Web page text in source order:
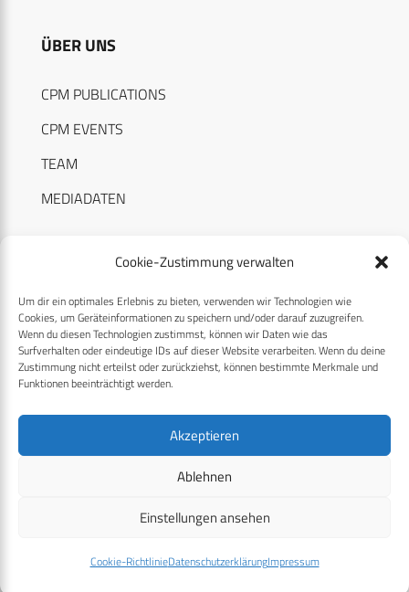
Cookie-Zustimmung verwalten
Um dir ein optimales Erlebnis zu bieten, verwenden wir Technologien wie
Cookies, um Geräteinformationen zu speichern und/oder darauf zuzugreifen.
Wenn du diesen Technologien zustimmst, können wir Daten wie das
Surfverhalten oder eindeutige IDs auf dieser Website verarbeiten. Wenn du deine
Zustimmung nicht erteilst oder zurückziehst, können bestimmte Merkmale und
Funktionen beeinträchtigt werden.
Akzeptieren
Ablehnen
Einstellungen ansehen
Cookie-RichtlinieDatenschutzerklärungImpressum
ÜBER UNS
CPM PUBLICATIONS
CPM EVENTS
TEAM
MEDIADATEN
RECHTLICHES
Datenschutzerklärung
Cookie-Richtlinie (EU)
© 2026 CPM GmbH – Alle Rechte vorbehalten